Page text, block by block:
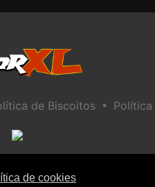
de cookies
de Biscoitos • Política